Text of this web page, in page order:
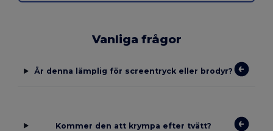
Vanliga frågor
Är denna lämplig för screentryck eller brodyr?
Kommer den att krympa efter tvätt?